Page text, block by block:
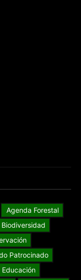
Agenda Forestal
Biodiversidad
Patrocinado
Educación